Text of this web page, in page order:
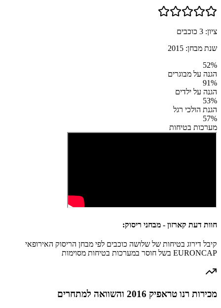
ציון: 3 כוכבים
שנת מבחן: 2015
52%
הגנה על מבוגרים
91%
הגנה על ילדים
53%
הגנת הולכי רגל
57%
מערכות בטיחות
חוות דעת קארזון - מבחני ריסוק:
קיבל דירוג בטיחות של שלושה כוכבים לפי מבחן הריסוק האירופאי
EURONCAP בשל חוסר במערכות בטיחות מסוימות
מכירות רנו טראפיק 2016 והשוואה למתחרים